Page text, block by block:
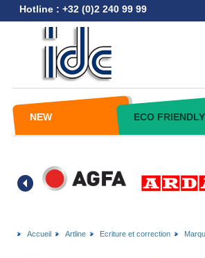
Hotline : +32 (0)2 240 99 99
NEW ECO FRIENDLY
Accueil Artline Ecriture et correction